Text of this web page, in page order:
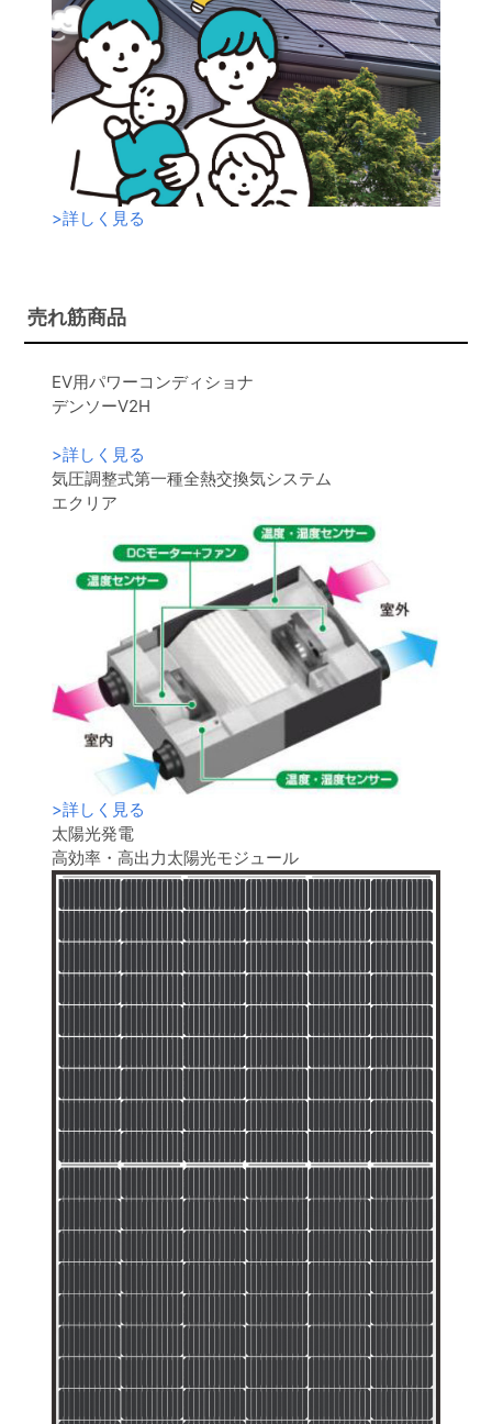
>詳しく見る
売れ筋商品
EV用パワーコンディショナ
デンソーV2H
>詳しく見る
気圧調整式第一種全熱交換気システム
エクリア
>詳しく見る
太陽光発電
高効率・高出力太陽光モジュール